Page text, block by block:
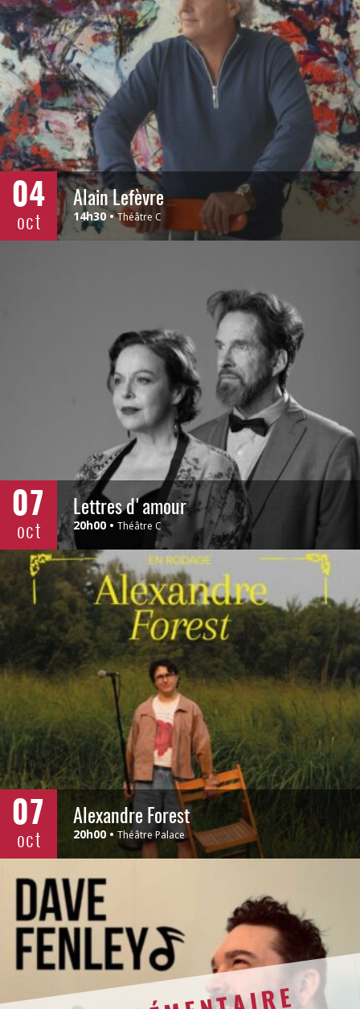
04
oct
Alain Lefèvre
14h30 Théâtre C
07
oct
Lettres d'amour
20h00 Théâtre C
07
oct
Alexandre Forest
20h00 Théâtre Palace